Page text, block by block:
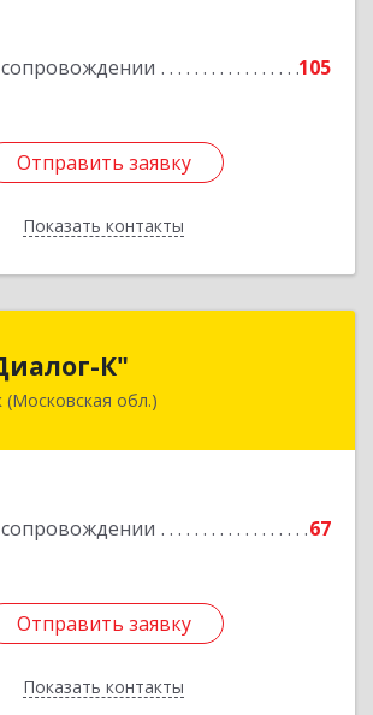
105
Отправить заявку
Показать контакты
Отправить заявку
Назад
К"
(Московская обл.)
67
Отправить заявку
Показать контакты
обл, Красноармейск г,
Отправить заявку
Назад